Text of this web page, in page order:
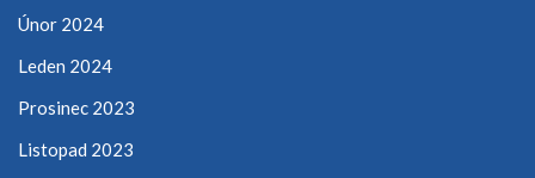
Únor 2024
Leden 2024
Prosinec 2023
Listopad 2023